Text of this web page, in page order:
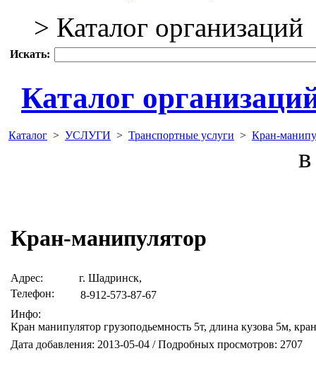
> Каталог организаций
Искать:
Каталог
Каталог > УСЛУГИ > Транспортные услуги > Кран-
Кран-манипулятор
Адрес:
г. Шадринск,
Телефон:
8-912-573-87-67
Инфо:
Кран манипулятор грузоподьемность 5т, длина кузова 5м,
Дата добавления: 2013-05-04 / Подробных просмотров: 2707